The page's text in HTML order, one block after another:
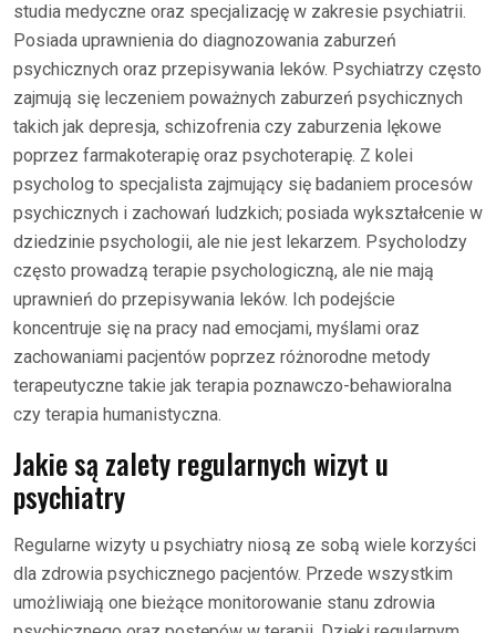
studia medyczne oraz specjalizację w zakresie psychiatrii.
Posiada uprawnienia do diagnozowania zaburzeń
psychicznych oraz przepisywania leków. Psychiatrzy często
zajmują się leczeniem poważnych zaburzeń psychicznych
takich jak depresja, schizofrenia czy zaburzenia lękowe
poprzez farmakoterapię oraz psychoterapię. Z kolei
psycholog to specjalista zajmujący się badaniem procesów
psychicznych i zachowań ludzkich; posiada wykształcenie w
dziedzinie psychologii, ale nie jest lekarzem. Psycholodzy
często prowadzą terapie psychologiczną, ale nie mają
uprawnień do przepisywania leków. Ich podejście
koncentruje się na pracy nad emocjami, myślami oraz
zachowaniami pacjentów poprzez różnorodne metody
terapeutyczne takie jak terapia poznawczo-behawioralna
czy terapia humanistyczna.
Jakie są zalety regularnych wizyt u
psychiatry
Regularne wizyty u psychiatry niosą ze sobą wiele korzyści
dla zdrowia psychicznego pacjentów. Przede wszystkim
umożliwiają one bieżące monitorowanie stanu zdrowia